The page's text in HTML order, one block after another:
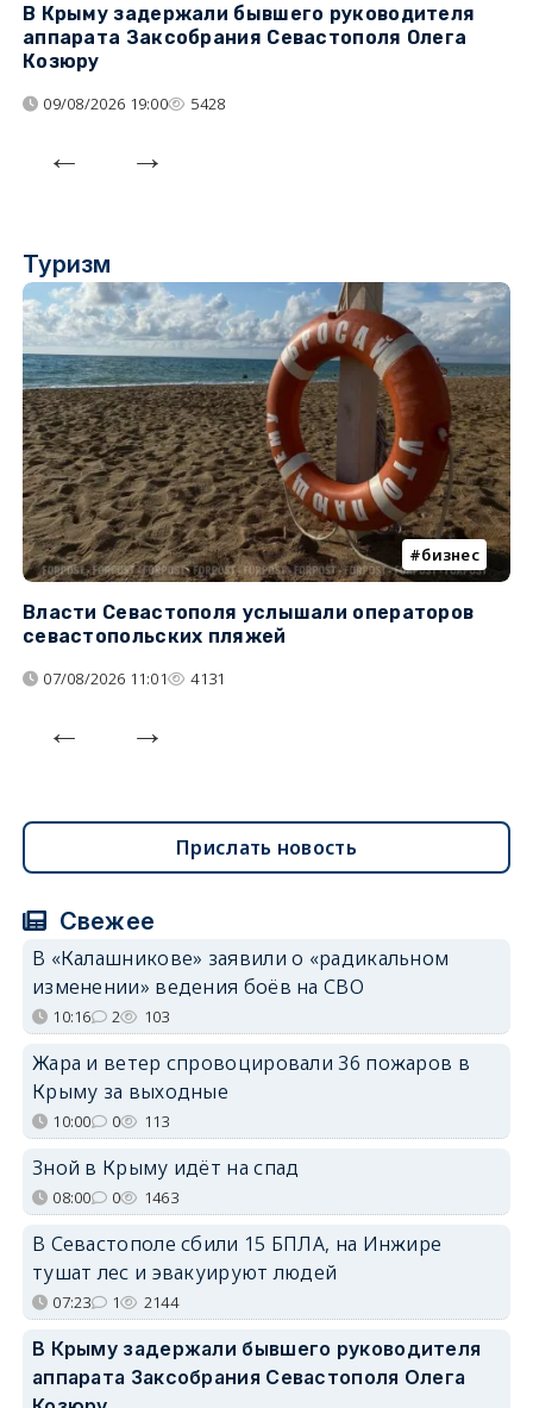
В Крыму задержали бывшего руководителя
аппарата Заксобрания Севастополя Олега
Козюру
09/08/2026 19:00 5428
Туризм
бизнес
Власти Севастополя услышали операторов
севастопольских пляжей
07/08/2026 11:01 4131
Прислать новость
Свежее
В «Калашникове» заявили о «радикальном
изменении» ведения боёв на СВО
10:16 2 103
Жара и ветер спровоцировали 36 пожаров в
Крыму за выходные
10:00 0 113
Зной в Крыму идёт на спад
08:00 0 1463
В Севастополе сбили 15 БПЛА, на Инжире
тушат лес и эвакуируют людей
07:23 1 2144
В Крыму задержали бывшего руководителя
аппарата Заксобрания Севастополя Олега